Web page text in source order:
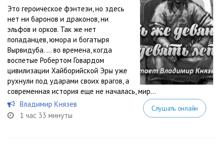
Это героическое фэнтези, но здесь
нет ни баронов и драконов, ни
эльфов и орков. Так же нет
попаданцев, юмора и богатыря
Вырвидуба. … во времена, когда
воспетые Робертом Говардом
цивилизации Хайборийской Эры уже
рухнули под ударами своих врагов, а
современная история еще не началась, мир...
Владимир Князев
1 час 33 минуты
Слушать онлайн